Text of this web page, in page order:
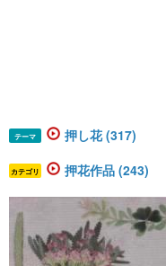
テーマ 押し花 (317)
カテゴリ 押花作品 (243)